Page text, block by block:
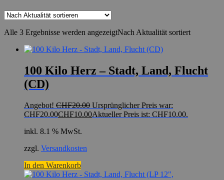
Alle 3 Ergebnisse werden angezeigtNach Aktualität sortiert
100 Kilo Herz – Stadt, Land, Flucht
(CD)
Angebot! CHF20.00 Ursprünglicher Preis war:
CHF20.00CHF10.00Aktueller Preis ist: CHF10.00.
inkl. 8.1 % MwSt.
zzgl. Versandkosten
In den Warenkorb